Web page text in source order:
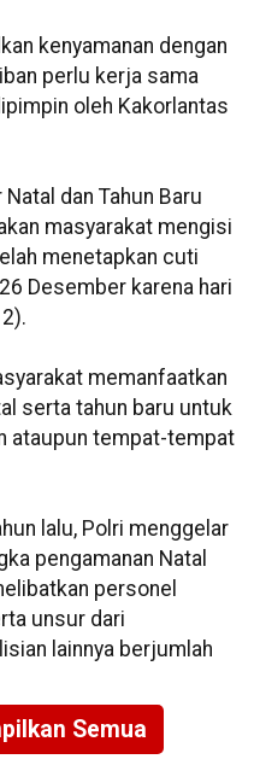
kenyamanan dengan
perlu kerja sama
oleh Kakorlantas
dan Tahun Baru
masyarakat mengisi
menetapkan cuti
Desember karena hari
memanfaatkan
serta tahun baru untuk
ataupun tempat-tempat
lalu, Polri menggelar
pengamanan Natal
personel
unsur dari
lainnya berjumlah
Semua